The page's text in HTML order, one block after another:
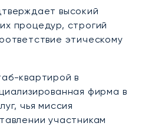
высокий
процедур, строгий
этическому
квартирой в
фирма в
чья миссия
участникам